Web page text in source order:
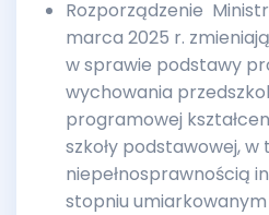
Rozporządzenie
marca 2025 r.
w sprawie podstawy
wychowania
programowej
szkoły podstawowej,
niepełnosprawnością
stopniu